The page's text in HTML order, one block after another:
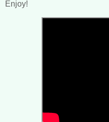
Enjoy!